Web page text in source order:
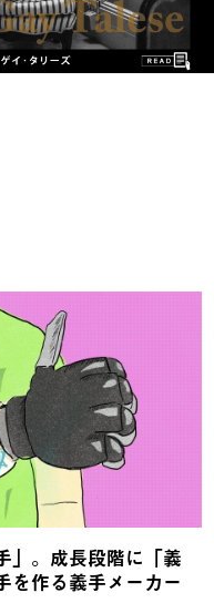
」。成長段階に「義
を作る義手メーカー